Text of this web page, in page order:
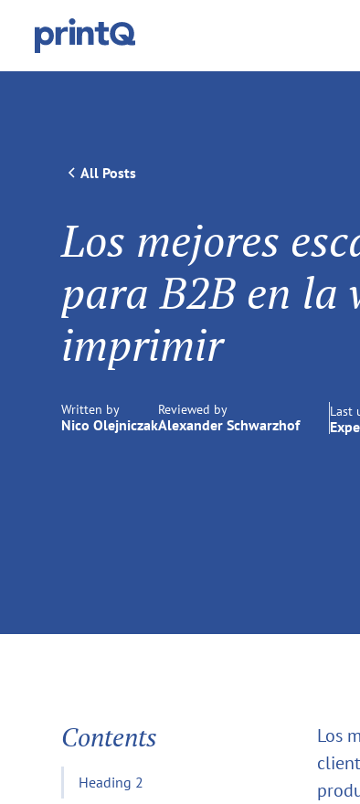
All Posts
Los mejores
para B2B en la
imprimir
Written by
Nico Olejniczak
Reviewed by
Alexander Schwarzhof
Last
Contents
Heading 2
Los